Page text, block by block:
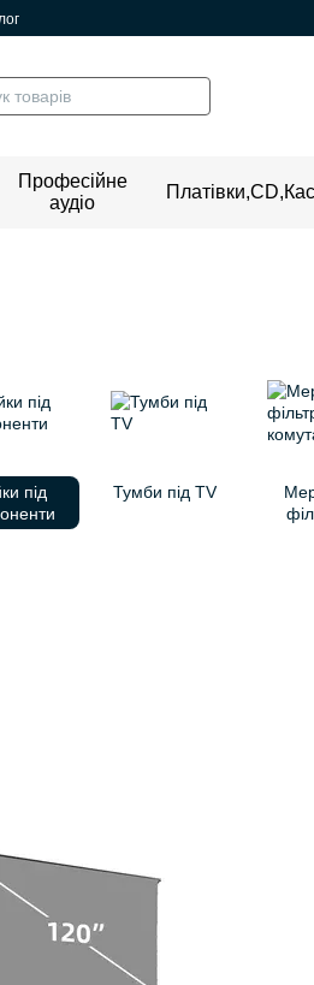
Професійне
аудіо
під
Тумби під TV